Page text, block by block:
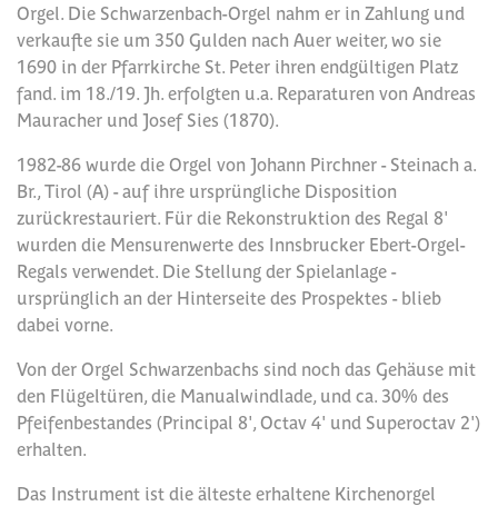
Orgel. Die Schwarzenbach-Orgel nahm er in Zahlung und
verkaufte sie um 350 Gulden nach Auer weiter, wo sie
1690 in der Pfarrkirche St. Peter ihren endgültigen Platz
fand. im 18./19. Jh. erfolgten u.a. Reparaturen von Andreas
Mauracher und Josef Sies (1870).
1982-86 wurde die Orgel von Johann Pirchner - Steinach a.
Br., Tirol (A) - auf ihre ursprüngliche Disposition
zurückrestauriert. Für die Rekonstruktion des Regal 8'
wurden die Mensurenwerte des Innsbrucker Ebert-Orgel-
Regals verwendet. Die Stellung der Spielanlage -
ursprünglich an der Hinterseite des Prospektes - blieb
dabei vorne.
Von der Orgel Schwarzenbachs sind noch das Gehäuse mit
den Flügeltüren, die Manualwindlade, und ca. 30% des
Pfeifenbestandes (Principal 8', Octav 4' und Superoctav 2')
erhalten.
Das Instrument ist die älteste erhaltene Kirchenorgel